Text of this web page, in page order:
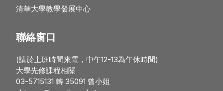
清華大學教學發展中心
聯絡窗口
(請於上班時間來電，中午12-13為午休時間)
大學先修課程相關
03-5715131 轉 35091 曾小姐